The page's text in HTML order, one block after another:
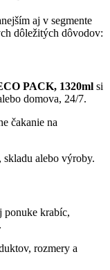
aj v segmente
dôležitých dôvodov:
PACK, 1320ml si
domova, 24/7.
čakanie na
skladu alebo výroby.
ponuke krabíc,
rozmery a